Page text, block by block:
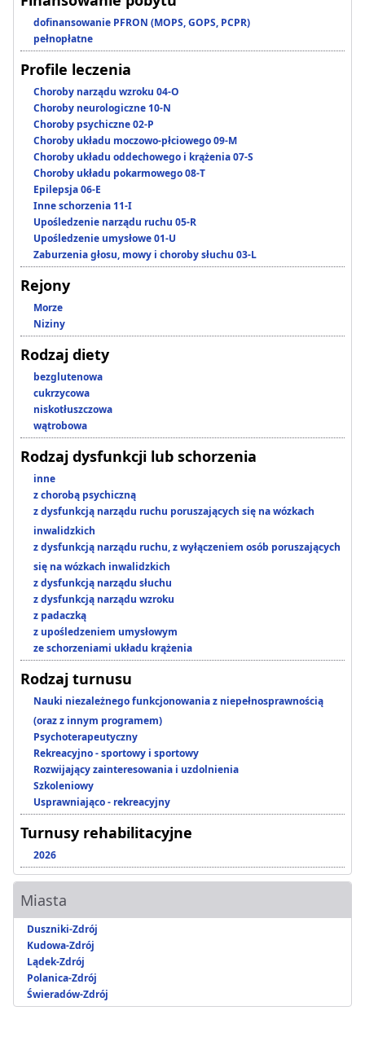
dofinansowanie PFRON (MOPS, GOPS, PCPR)
pełnopłatne
Profile leczenia
Choroby narządu wzroku 04-O
Choroby neurologiczne 10-N
Choroby psychiczne 02-P
Choroby układu moczowo-płciowego 09-M
Choroby układu oddechowego i krążenia 07-S
Choroby układu pokarmowego 08-T
Epilepsja 06-E
Inne schorzenia 11-I
Upośledzenie narządu ruchu 05-R
Upośledzenie umysłowe 01-U
Zaburzenia głosu, mowy i choroby słuchu 03-L
Rejony
Morze
Niziny
Rodzaj diety
bezglutenowa
cukrzycowa
niskotłuszczowa
wątrobowa
Rodzaj dysfunkcji lub schorzenia
inne
z chorobą psychiczną
z dysfunkcją narządu ruchu poruszających się na wózkach
inwalidzkich
z dysfunkcją narządu ruchu, z wyłączeniem osób poruszających
się na wózkach inwalidzkich
z dysfunkcją narządu słuchu
z dysfunkcją narządu wzroku
z padaczką
z upośledzeniem umysłowym
ze schorzeniami układu krążenia
Rodzaj turnusu
Nauki niezależnego funkcjonowania z niepełnosprawnością
(oraz z innym programem)
Psychoterapeutyczny
Rekreacyjno - sportowy i sportowy
Rozwijający zainteresowania i uzdolnienia
Szkoleniowy
Usprawniająco - rekreacyjny
Turnusy rehabilitacyjne
2026
Miasta
Duszniki-Zdrój
Kudowa-Zdrój
Lądek-Zdrój
Polanica-Zdrój
Świeradów-Zdrój